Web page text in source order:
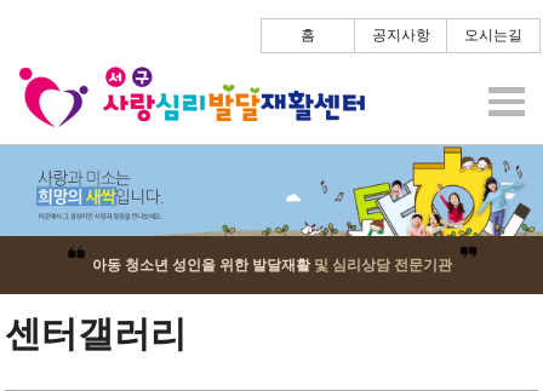
홈 공지사항 오시는길
아동 청소년 성인을 위한 발달재활 및 심리상담 전문기관
센터갤러리